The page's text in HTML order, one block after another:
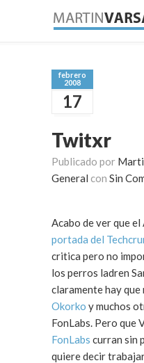
febrero
2008
17
Twitxr
Publicado por
General con Sin
Acabo de ver que
portada del
critica pero no
los perros ladren
claramente hay
Okorko y muchos
FonLabs.
FonLabs curran sin
quiere decir